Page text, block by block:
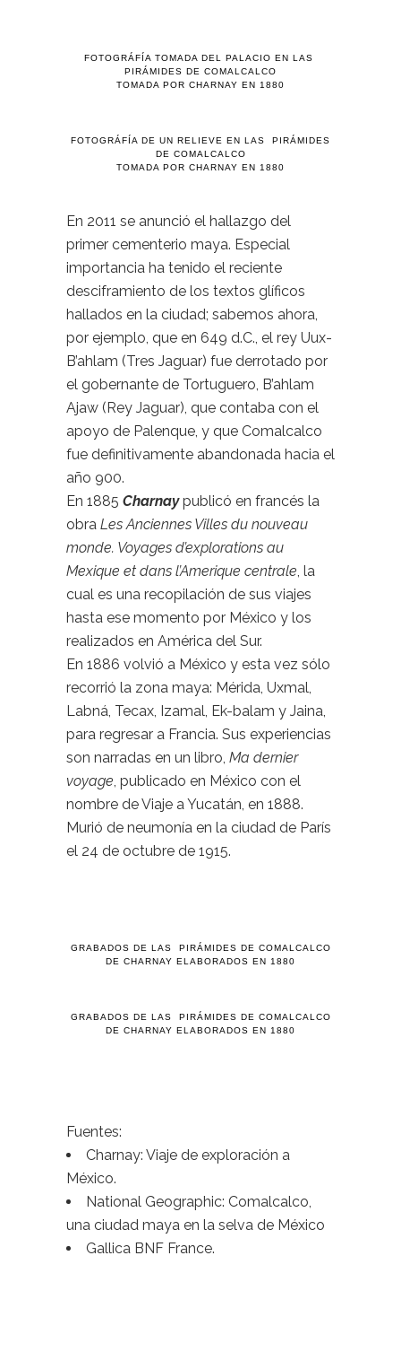
FOTOGRÁFÍA TOMADA DEL PALACIO EN LAS
PIRÁMIDES DE COMALCALCO
TOMADA POR CHARNAY EN 1880
FOTOGRÁFÍA DE UN RELIEVE EN LAS PIRÁMIDES
DE COMALCALCO
TOMADA POR CHARNAY EN 1880
En 2011 se anunció el hallazgo del
primer cementerio maya. Especial
importancia ha tenido el reciente
desciframiento de los textos glíficos
hallados en la ciudad; sabemos ahora,
por ejemplo, que en 649 d.C., el rey Uux-
B’ahlam (Tres Jaguar) fue derrotado por
el gobernante de Tortuguero, B’ahlam
Ajaw (Rey Jaguar), que contaba con el
apoyo de Palenque, y que Comalcalco
fue definitivamente abandonada hacia el
año 900.
En 1885 Charnaypublicó en francés la
obra Les Anciennes Villes du nouveau
monde. Voyages d’explorations au
Mexique et dans l’Amerique centrale, la
cual es una recopilación de sus viajes
hasta ese momento por México y los
realizados en América del Sur.
En 1886 volvió a México y esta vez sólo
recorrió la zona maya: Mérida, Uxmal,
Labná, Tecax, Izamal, Ek-balam y Jaina,
para regresar a Francia. Sus experiencias
son narradas en un libro, Ma dernier
voyage, publicado en México con el
nombre de Viaje a Yucatán, en 1888.
Murió de neumonía en la ciudad de París
el 24 de octubre de 1915.
GRABADOS DE LAS PIRÁMIDES DE COMALCALCO
DE CHARNAY ELABORADOS EN 1880
GRABADOS DE LAS PIRÁMIDES DE COMALCALCO
DE CHARNAY ELABORADOS EN 1880
Fuentes:
Charnay: Viaje de exploración a
México.
National Geographic: Comalcalco,
una ciudad maya en la selva de México
Gallica BNF France.